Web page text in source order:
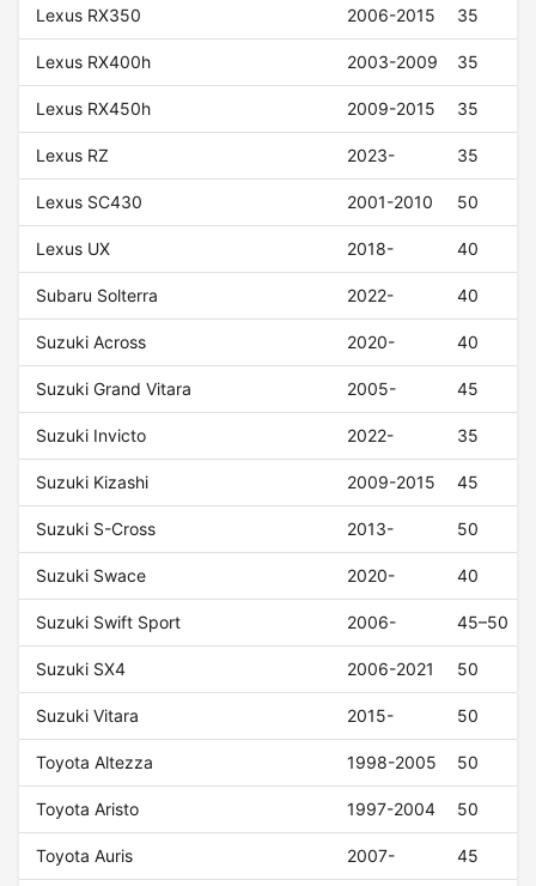
Lexus RX350 2006-2015 35
Lexus RX400h 2003-2009 35
Lexus RX450h 2009-2015 35
Lexus RZ 2023- 35
Lexus SC430 2001-2010 50
Lexus UX 2018- 40
Subaru Solterra 2022- 40
Suzuki Across 2020- 40
Suzuki Grand Vitara 2005- 45
Suzuki Invicto 2022- 35
Suzuki Kizashi 2009-2015 45
Suzuki S-Cross 2013- 50
Suzuki Swace 2020- 40
Suzuki Swift Sport 2006- 45–50
Suzuki SX4 2006-2021 50
Suzuki Vitara 2015- 50
Toyota Altezza 1998-2005 50
Toyota Aristo 1997-2004 50
Toyota Auris 2007- 45